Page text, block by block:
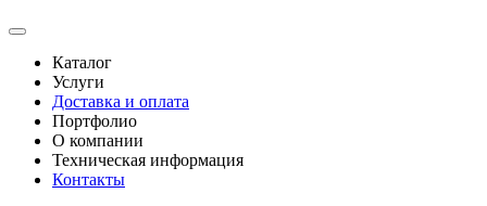
Каталог
Услуги
Доставка и оплата
Портфолио
О компании
Техническая информация
Контакты